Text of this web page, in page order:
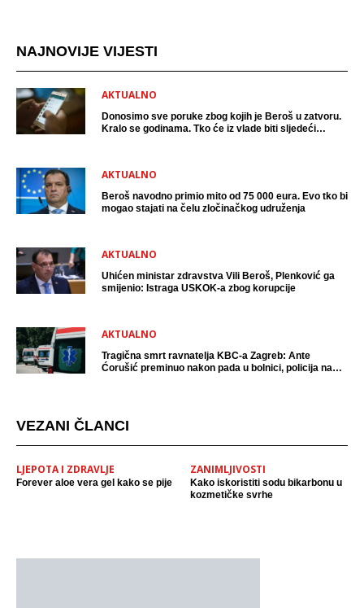
NAJNOVIJE VIJESTI
AKTUALNO
Donosimo sve poruke zbog kojih je Beroš u zatvoru.
Kralo se godinama. Tko će iz vlade biti sljedeći
AKTUALNO
Beroš navodno primio mito od 75 000 eura. Evo tko bi
mogao stajati na čelu zločinačkog udruženja
AKTUALNO
Uhićen ministar zdravstva Vili Beroš, Plenković ga
smijenio: Istraga USKOK-a zbog korupcije
AKTUALNO
Tragična smrt ravnatelja KBC-a Zagreb: Ante
Ćorušić preminuo nakon pada u bolnici, policija na
VEZANI ČLANCI
LJEPOTA I ZDRAVLJE
Forever aloe vera gel kako se pije
ZANIMLJIVOSTI
Kako iskoristiti sodu bikarbonu u
kozmetičke svrhe